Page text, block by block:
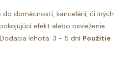
do domácností, kancelárií, či iných
efekt alebo osvieženie
Dodacia lehota: 3 - 5 dní Použitie